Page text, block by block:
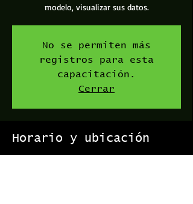
modelo, visualizar sus datos.
No se permiten más
registros para esta
capacitación.
Cerrar
Horario y ubicación